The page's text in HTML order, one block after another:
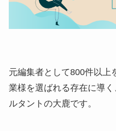
元編集者として800件以上
業様を選ばれる存在に導
ルタントの大鹿です。